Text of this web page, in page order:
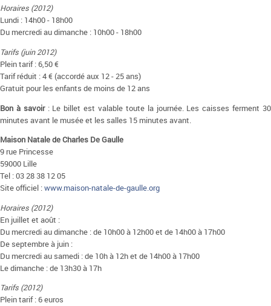
Horaires (2012)
Lundi : 14h00 - 18h00
Du mercredi au dimanche : 10h00 - 18h00
Tarifs (juin 2012)
Plein tarif : 6,50 €
Tarif réduit : 4 € (accordé aux 12 - 25 ans)
Gratuit pour les enfants de moins de 12 ans
Bon à savoir: Le billet est valable toute la journée. Les caisses ferment 30
minutes avant le musée et les salles 15 minutes avant.
Maison Natale de Charles De Gaulle
9 rue Princesse
59000 Lille
Tel : 03 28 38 12 05
Site officiel :www.maison-natale-de-gaulle.org
Horaires (2012)
En juillet et août :
Du mercredi au dimanche : de 10h00 à 12h00 et de 14h00 à 17h00
De septembre à juin :
Du mercredi au samedi : de 10h à 12h et de 14h00 à 17h00
Le dimanche : de 13h30 à 17h
Tarifs (2012)
Plein tarif : 6 euros